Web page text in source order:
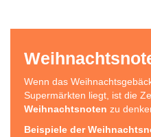
Wenn das
Supermärkten liegt, ist die
Weihnachtsnoten zu
Beispiele der